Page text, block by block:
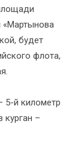
«Мартынова
будет
флота,
5-й километр
–